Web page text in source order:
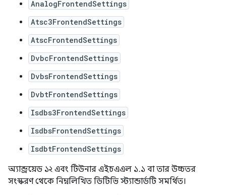
AnalogFrontendSettings
Atsc3FrontendSettings
AtscFrontendSettings
DvbcFrontendSettings
DvbsFrontendSettings
DvbtFrontendSettings
Isdbs3FrontendSettings
IsdbsFrontendSettings
IsdbtFrontendSettings
অ্যান্ড্রয়েড ১২ এবং টিউনার এইচএএল ১.১ বা তার উচ্চতর
সংস্করণ থেকে নিম্নলিখিত ডিটিভি স্ট্যান্ডার্ডটি সমর্থিত।